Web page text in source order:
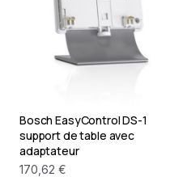
Bosch EasyControl DS-1
support de table avec
adaptateur
170,62 €